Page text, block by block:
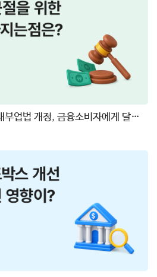
불법사금융 근절을 위한 대부업법 개정, 금융소비자에게 달라지는 점은?